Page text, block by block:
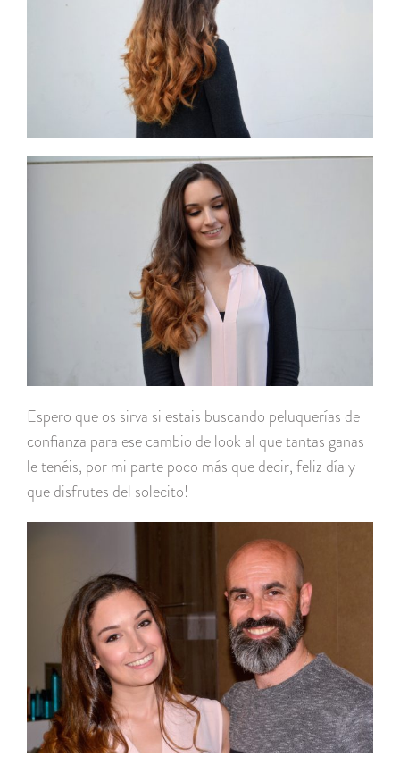
Espero que os sirva si estais buscando peluquerías de
confianza para ese cambio de look al que tantas ganas
le tenéis, por mi parte poco más que decir, feliz día y
que disfrutes del solecito!